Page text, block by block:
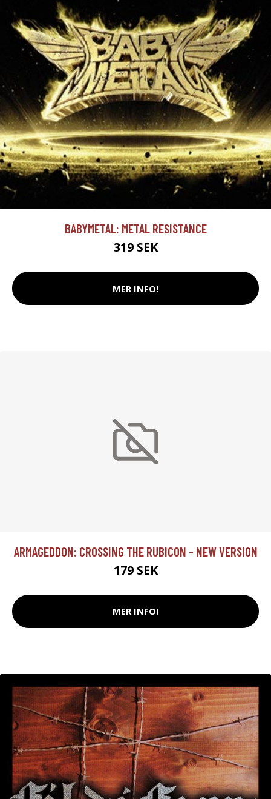
BABYMETAL: METAL RESISTANCE
319 SEK
MER INFO!
ARMAGEDDON: CROSSING THE RUBICON - NEW VERSION
179 SEK
MER INFO!